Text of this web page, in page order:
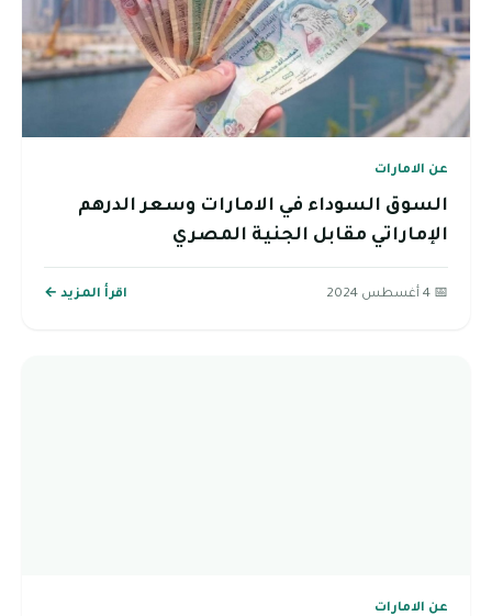
عن الامارات
السوق السوداء في الامارات وسعر الدرهم
الإماراتي مقابل الجنية المصري
📅 4 أغسطس 2024 اقرأ المزيد ←
عن الامارات